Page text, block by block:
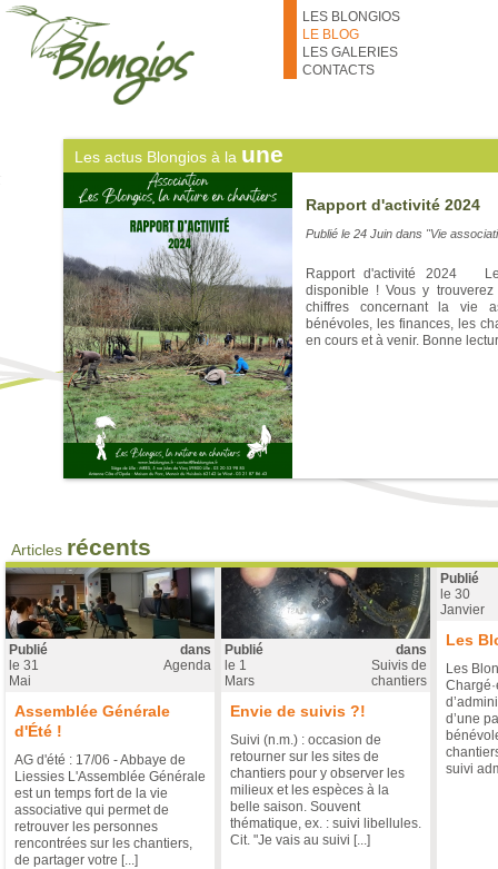
Aller au contenu principal
LES BLONGIOS
LE BLOG
LES GALERIES
CONTACTS
Les actus Blongios à la une
numéros des bénévoles qui
de fil pour s'inscrire ! À très
Rapport d'activité 2024
Publié le 24 Juin dans "Vie
Rapport d'activité 2024
disponible ! Vous y
chiffres concernant la vie
bénévoles, les finances, les
en cours et à venir. Bonne
Rapport d'activité 2023 Il est
les éléments et chiffres de
chantiers de bénévoles,
projets en cours et à venir.
Les Blongios recrutent !
Publié le 11 Décembre
Articles récents
Publié
le 31
Mai
dans
Agenda
Assemblée Générale
d'Été !
AG d'été : 17/06 - Abbaye de
Liessies L'Assemblée Générale
est un temps fort de la vie
associative qui permet de
retrouver les personnes
rencontrées sur les chantiers,
de partager votre [...]
Publié
le 1
Mars
dans
Suivis de
chantiers
Envie de suivis ?!
Suivi (n.m.) : occasion de
retourner sur les sites de
chantiers pour y observer les
milieux et les espèces à la
belle saison. Souvent
thématique, ex. : suivi libellules.
Cit. "Je vais au suivi [...]
Publié
le 30
Janvier
Les
Les
d’une
suivi